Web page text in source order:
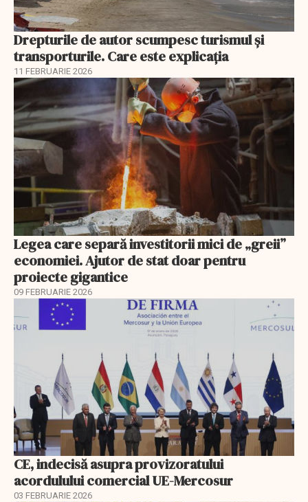
Drepturile de autor scumpesc turismul și
transporturile. Care este explicația
11 FEBRUARIE 2026
Legea care separă investitorii mici de „greii”
economiei. Ajutor de stat doar pentru
proiecte gigantice
09 FEBRUARIE 2026
CE, indecisă asupra provizoratului
acordulului comercial UE-Mercosur
03 FEBRUARIE 2026